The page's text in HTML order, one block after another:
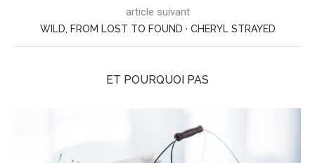
article suivant
WILD, FROM LOST TO FOUND · CHERYL STRAYED
ET POURQUOI PAS